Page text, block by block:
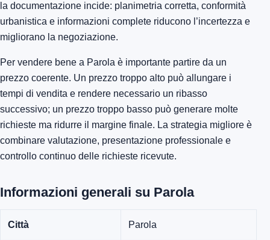
la documentazione incide: planimetria corretta, conformità
urbanistica e informazioni complete riducono l’incertezza e
migliorano la negoziazione.
Per vendere bene a Parola è importante partire da un
prezzo coerente. Un prezzo troppo alto può allungare i
tempi di vendita e rendere necessario un ribasso
successivo; un prezzo troppo basso può generare molte
richieste ma ridurre il margine finale. La strategia migliore è
combinare valutazione, presentazione professionale e
controllo continuo delle richieste ricevute.
Informazioni generali su Parola
Città Parola